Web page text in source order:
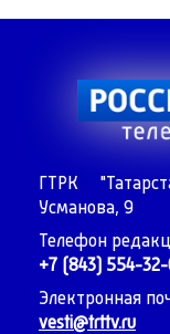
ГТРК
Усманова, 9
Телефон
+7 (843) 554-32-
Электронная
vesti@trttv.ru